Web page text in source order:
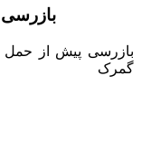
بازرسی
بازرسی پیش از حمل
گمرک